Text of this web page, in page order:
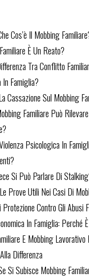
Cos’è Il Mobbing
È Un Reato?
Tra Conflitto
Famiglia?
Cassazione Sul Mobbing
Familiare Può
Psicologica In
Si Può Parlare Di
Prove Utili Nei Casi Di
Protezione Contro Gli Abusi
In Famiglia: Perché
E Mobbing Lavorativo
Differenza
Si Subisce Mobbing